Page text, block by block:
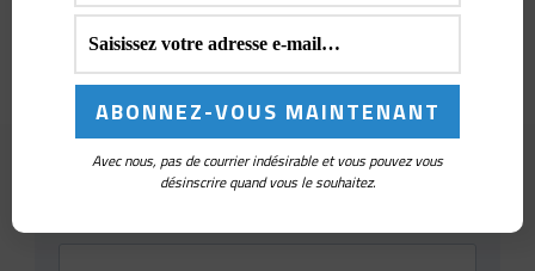
Sacs à projet et pochettes à crochets
Avec nous, pas de courrier indésirable et vous pouvez vous
désinscrire quand vous le souhaitez.